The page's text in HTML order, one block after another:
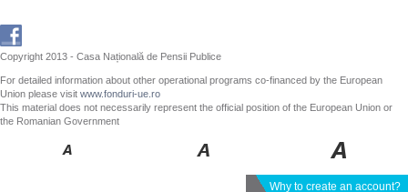
Copyright 2013 - Casa Națională de Pensii Publice
For detailed information about other operational programs co-financed by the European
Union please visit www.fonduri-ue.ro
This material does not necessarily represent the official position of the European Union or
the Romanian Government
Why to create an account?